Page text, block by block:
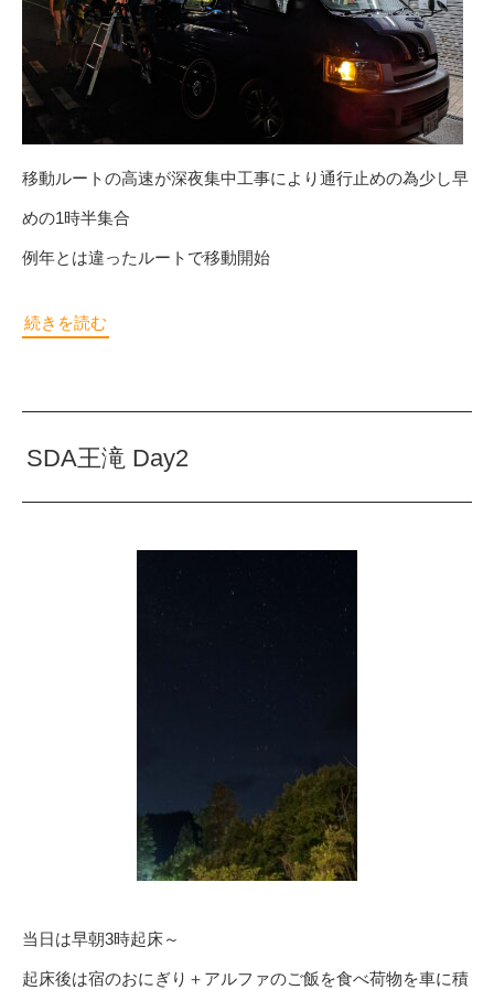
移動ルートの高速が深夜集中工事により通行止めの為少し早
めの1時半集合
例年とは違ったルートで移動開始
続きを読む
SDA王滝 Day2
当日は早朝3時起床～
起床後は宿のおにぎり＋アルファのご飯を食べ荷物を車に積